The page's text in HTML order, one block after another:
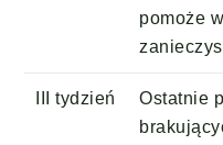
pomoże
III tydzień
Ostatnie